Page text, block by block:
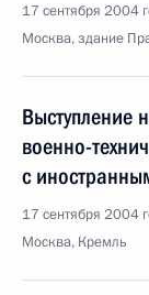
17 сентября 2004
Москва, здание
Выступление
военно-
с
17 сентября 2004
Москва, Кремль